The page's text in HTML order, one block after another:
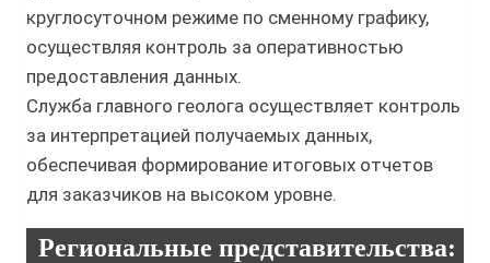
круглосуточном режиме по сменному графику,
осуществляя контроль за оперативностью
предоставления данных.
Служба главного геолога осуществляет контроль
за интерпретацией получаемых данных,
обеспечивая формирование итоговых отчетов
для заказчиков на высоком уровне.
Региональные представительства: